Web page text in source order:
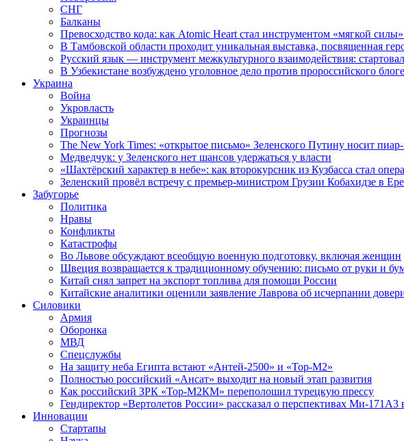
СНГ
Балканы
Превосходство кода: как Atomic Heart стал инструментом «мягкой
В Тамбовской области проходит уникальная выставка, посвященная
Русский язык — инструмент межкультурного взаимодействия:
В Узбекистане возбуждено уголовное дело против пророссийского
Украина
Война
Укровласть
Украинцы
Прогнозы
The New York Times: «открытое письмо» Зеленского Путину носит пиар-
Медведчук: у Зеленского нет шансов удержаться у власти
«Шахтёрский характер в небе»: как второкурсник из Кузбасса стал
Зеленский провёл встречу с премьер-министром Грузии Кобахидзе в
Забугорье
Политика
Нравы
Конфликты
Катастрофы
Во Львове обсуждают всеобщую военную подготовку, включая женщин
Швеция возвращается к традиционному обучению: письмо от руки и
Китай снял запрет на экспорт топлива для помощи России
Китайские аналитики оценили заявление Лаврова об исчерпании
Силовики
Армия
Оборонка
МВД
Спецслужбы
На защиту неба Египта встают «Антей-2500» и «Тор-М2»
Полностью российский «Ансат» выходит на новый этап развития
Как российский ЗРК «Тор-М2КМ» переполошил турецкую прессу
Гендиректор «Вертолетов России» рассказал о перспективах Ми-171А3
Инновации
Стартапы